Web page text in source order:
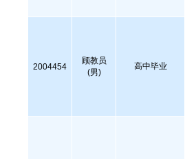
2004454
顾教员
(男)
高中毕业